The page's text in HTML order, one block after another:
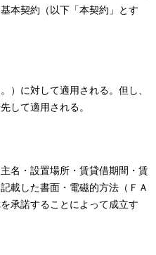
本契約（以下「本契約」とす
）に対して適用される。但し、
して適用される。
名・設置場所・賃貸借期間・賃
載した書面・電磁的方法（ＦＡ
承諾することによって成立す